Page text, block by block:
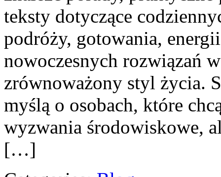
teksty dotyczące
podróży, gotowania,
nowoczesnych rozwiązań
zrównoważony styl życia.
myślą o osobach, które
wyzwania środowiskowe,
[…]